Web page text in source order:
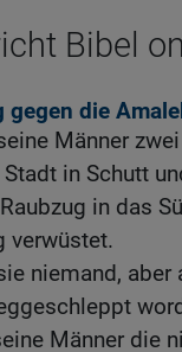
Bibel
gegen die
Männer
in Schutt
in das
verwüstet.
niemand, aber
Männer die